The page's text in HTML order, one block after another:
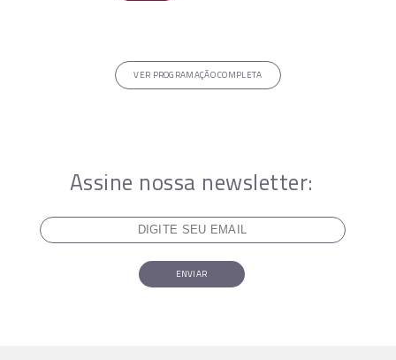
VER PROGRAMAÇÃO COMPLETA
Assine nossa newsletter:
ENVIAR